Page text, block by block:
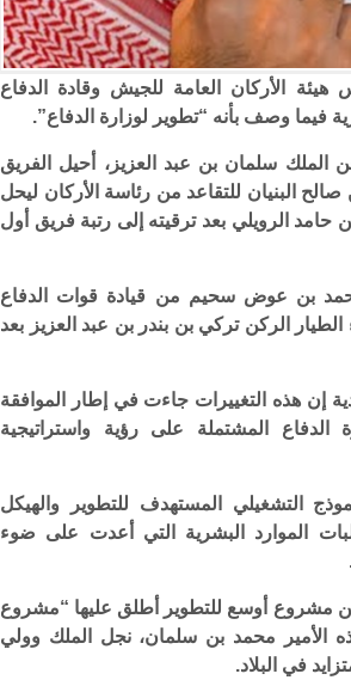
هيئة الأركان العامة للجيش وقادة الدفاع
فيما وصف بأنه “تطوير لوزارة الدفاع”.
سلمان بن عبد العزيز، أحيل الفريق
البنيان للتقاعد من رئاسة الأركان ليحل
الرويلي بعد ترقيته إلى رتبة فريق أول
بن عوض سحيم من قيادة قوات الدفاع
الطيار الركن تركي بن بندر بن عبد العزيز بعد
إن هذه التغييرات جاءت في إطار الموافقة
الدفاع المشتملة على رؤية واستراتيجية
التشغيلي المستهدف للتطوير والهيكل
الموارد البشرية التي أعدت على ضوء
مشروع أوسع للتطوير أطلق عليها “مشروع
الأمير محمد بن سلمان، نجل الملك وولي
في البلاد.